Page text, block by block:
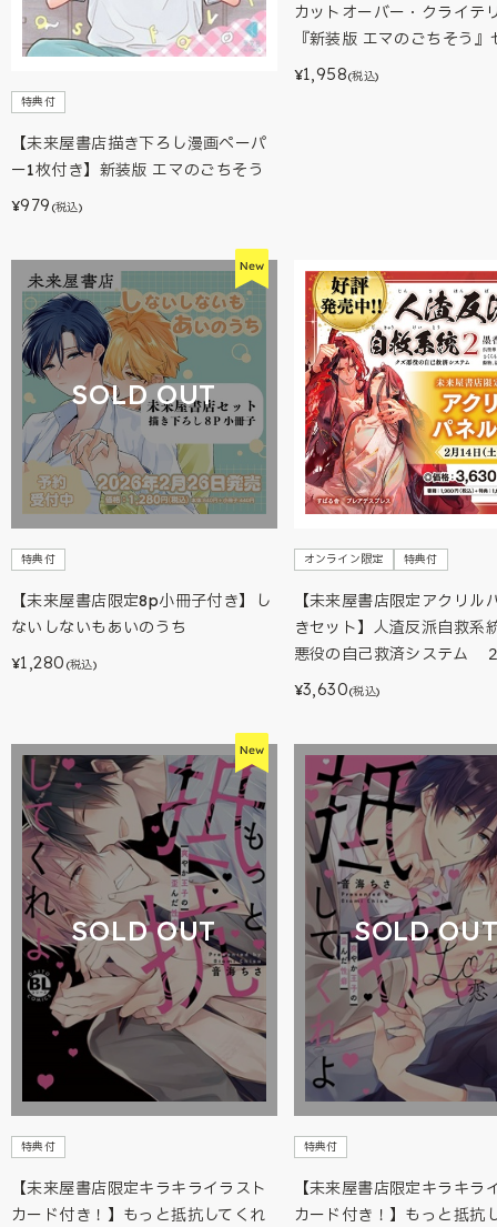
特典付
【未来屋書店描き下ろし漫画ペーパ
ー1枚付き】新装版 エマのごちそう
¥979 (税込)
カットオーバー・クライテ
『新装版 エマのごちそう』
¥1,958(税込)
SOLD OUT
特典付
【未来屋書店限定8p小冊子付き】し
ないしないもあいのうち
¥1,280 (税込)
オンライン限定 特典付
【未来屋書店限定アクリル
きセット】人渣反派自救
悪役の自己救済システム
¥3,630(税込)
SOLD OUT
特典付
【未来屋書店限定キラキライラスト
カード付き！】もっと抵抗してくれ
SOLD
特典付
【未来屋書店限定キラキラ
カード付き！】もっと抵抗